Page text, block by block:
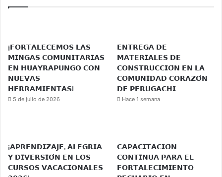
¡𝗙𝗢𝗥𝗧𝗔𝗟𝗘𝗖𝗘𝗠𝗢𝗦 𝗟𝗔𝗦
𝗠𝗜𝗡𝗚𝗔𝗦 𝗖𝗢𝗠𝗨𝗡𝗜𝗧𝗔𝗥𝗜𝗔𝗦
𝗘𝗡 𝗛𝗨𝗔𝗬𝗥𝗔𝗣𝗨𝗡𝗚𝗢 𝗖𝗢𝗡
𝗡𝗨𝗘𝗩𝗔𝗦
𝗛𝗘𝗥𝗥𝗔𝗠𝗜𝗘𝗡𝗧𝗔𝗦!
5 de julio de 2026
𝗘𝗡𝗧𝗥𝗘𝗚𝗔 𝗗𝗘
𝗠𝗔𝗧𝗘𝗥𝗜𝗔𝗟𝗘𝗦 𝗗𝗘
𝗖𝗢𝗡𝗦𝗧𝗥𝗨𝗖𝗖𝗜𝗢́𝗡 𝗘𝗡 𝗟𝗔
𝗖𝗢𝗠𝗨𝗡𝗜𝗗𝗔𝗗 𝗖𝗢𝗥𝗔𝗭𝗢́𝗡
𝗗𝗘 𝗣𝗘𝗥𝗨𝗚𝗔𝗖𝗛𝗜
Hace 1 semana
¡𝗔𝗣𝗥𝗘𝗡𝗗𝗜𝗭𝗔𝗝𝗘, 𝗔𝗟𝗘𝗚𝗥𝗜́𝗔
𝗬 𝗗𝗜𝗩𝗘𝗥𝗦𝗜𝗢́𝗡 𝗘𝗡 𝗟𝗢𝗦
𝗖𝗨𝗥𝗦𝗢𝗦 𝗩𝗔𝗖𝗔𝗖𝗜𝗢𝗡𝗔𝗟𝗘𝗦
𝗖𝗔𝗣𝗔𝗖𝗜𝗧𝗔𝗖𝗜𝗢́𝗡
𝗖𝗢𝗡𝗧𝗜𝗡𝗨𝗔 𝗣𝗔𝗥𝗔 𝗘𝗟
𝗙𝗢𝗥𝗧𝗔𝗟𝗘𝗖𝗜𝗠𝗜𝗘𝗡𝗧𝗢